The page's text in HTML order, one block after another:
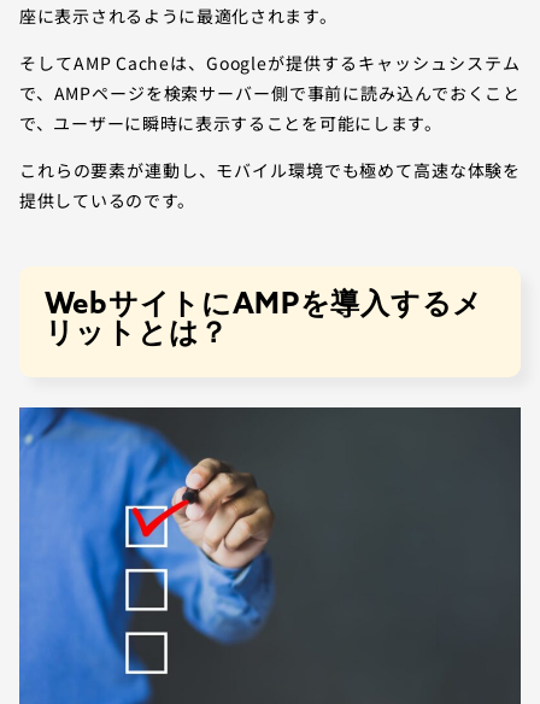
座に表示されるように最適化されます。
そしてAMP Cacheは、Googleが提供するキャッシュシステム
で、AMPページを検索サーバー側で事前に読み込んでおくこと
で、ユーザーに瞬時に表示することを可能にします。
これらの要素が連動し、モバイル環境でも極めて高速な体験を
提供しているのです。
WebサイトにAMPを導入するメ
リットとは？